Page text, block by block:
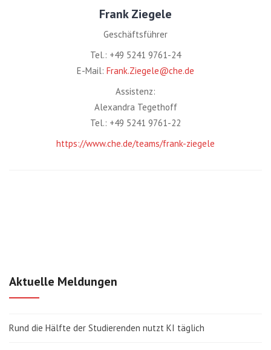
Frank Ziegele
Geschäftsführer
Tel.: +49 5241 9761-24
E-Mail: Frank.Ziegele@che.de
Assistenz:
Alexandra Tegethoff
Tel.: +49 5241 9761-22
https://www.che.de/teams/frank-ziegele
Aktuelle Meldungen
Rund die Hälfte der Studierenden nutzt KI täglich